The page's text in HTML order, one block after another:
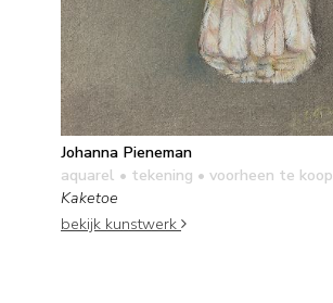
Johanna Pieneman
aquarel • tekening • voorheen te koop
Kaketoe
bekijk kunstwerk